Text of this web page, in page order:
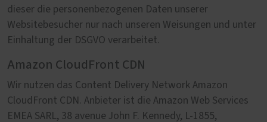
dieser die personenbezogenen Daten unserer
Websitebesucher nur nach unseren Weisungen und unter
Einhaltung der DSGVO verarbeitet.
Amazon CloudFront CDN
Wir nutzen das Content Delivery Network Amazon
CloudFront CDN. Anbieter ist die Amazon Web Services
EMEA SARL, 38 avenue John F. Kennedy, L-1855,